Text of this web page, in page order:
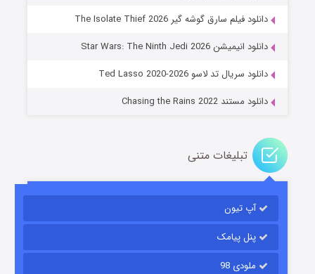
جادوگری در مغولستان
قسمت ۱۴ (زیرنویس) منتشر شد
دانلود فیلم سارق گوشه گیر The Isolate Thief 2026
دانلود انیمیشن Star Wars: The Ninth Jedi 2026
دانلود سریال تد لاسو Ted Lasso 2020-2026
دانلود مستند Chasing the Rains 2022
تبلیغات متنی
آپ تیون
پنل پیامک
ملودی 98